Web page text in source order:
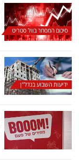
סיכום המסחר בוול סטריט
ידיעות השבוע בנדל"ן